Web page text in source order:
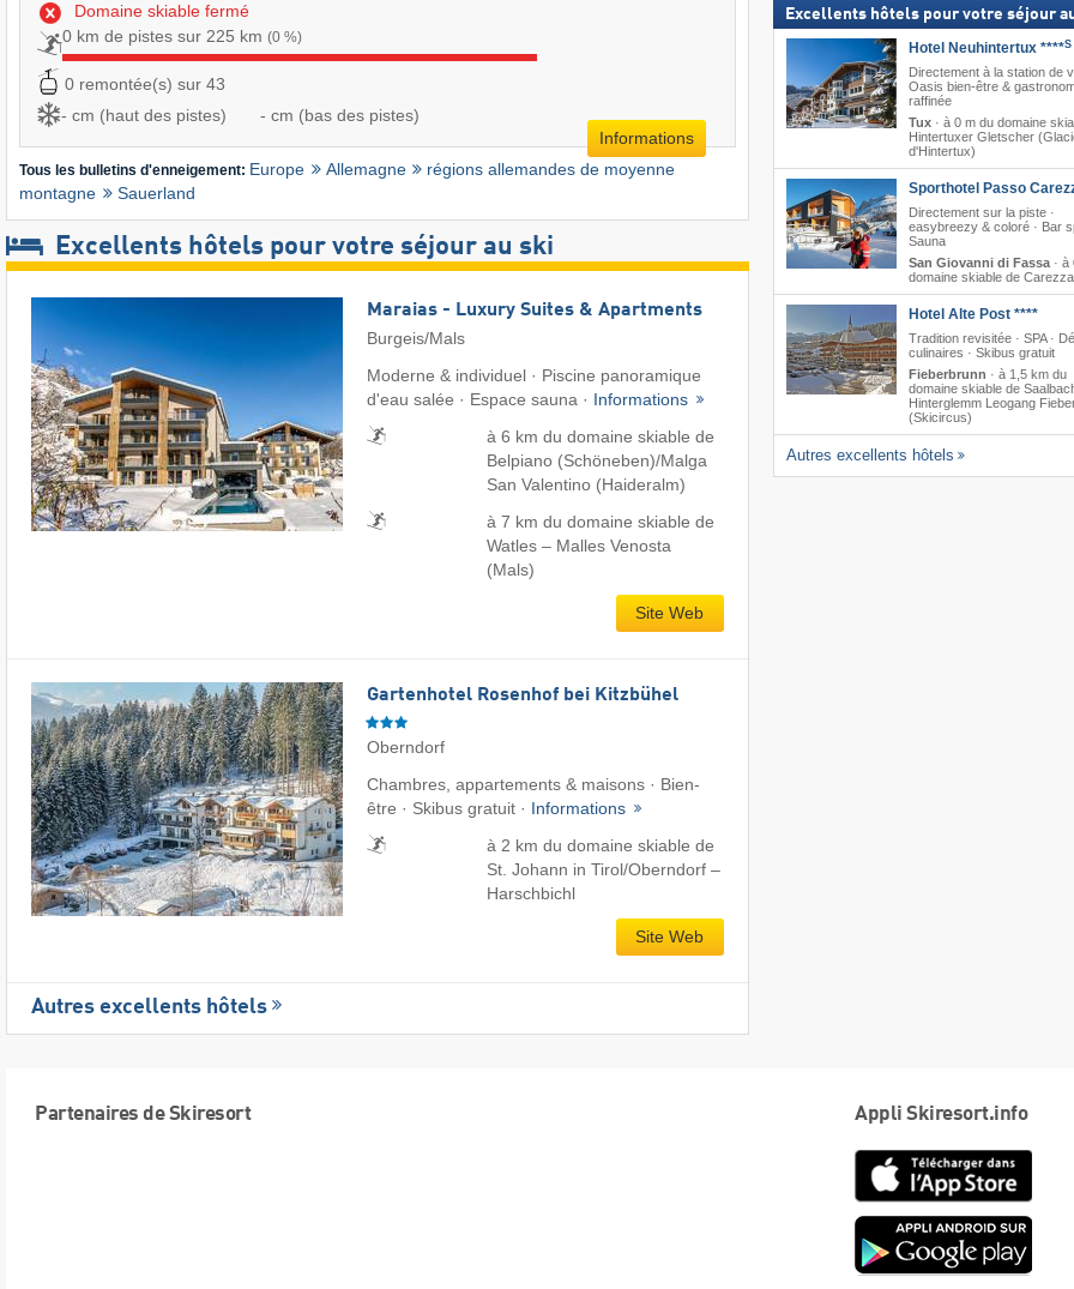
Domaine skiable fermé
0 km de pistes sur 225 km (0 %)
0 remontée(s) sur 43
- cm (haut des pistes)
- cm (bas des pistes)
Informations
Tous les bulletins d'enneigement: Europe Allemagne
régions allemandes de moyenne
montagne
Sauerland
Excellents hôtels pour votre séjour au ski
Maraias - Luxury Suites & Apartments
Burgeis/Mals
Moderne & individuel · Piscine panoramique
d'eau salée · Espace sauna · Informations
à 6 km du domaine skiable de
Belpiano (Schöneben)/​Malga
San Valentino (Haideralm)
à 7 km du domaine skiable de
Watles – Malles Venosta
(Mals)
Site Web
Gartenhotel Rosenhof bei Kitzbühel
Oberndorf
Chambres, appartements & maisons · Bien-
être · Skibus gratuit · Informations
à 2 km du domaine skiable de
St. Johann in Tirol/​Oberndorf –
Harschbichl
Site Web
Autres excellents hôtels
Excellents hôtels pour votre séjour
Hotel Neuhintertux ****S
Directement à la station de
Oasis bien-être &
raffinée
Tux· à 0 m du domaine
Hintertuxer Gletscher
d'Hintertux)
Sporthotel Passo
Directement sur la piste ·
easybreezy & coloré · Bar
Sauna
San Giovanni di Fassa· à
domaine skiable de Carezza
Hotel Alte Post ****
Tradition revisitée · SPA ·
culinaires · Skibus gratuit
Fieberbrunn · à 1,5 km du
domaine skiable de
Hinterglemm Leogang
(Skicircus)
Autres excellents hôtels
Partenaires de Skiresort Appli Skiresort.info